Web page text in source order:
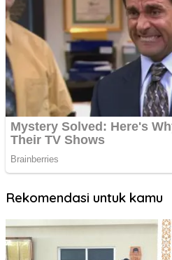
Rekomendasi untuk kamu